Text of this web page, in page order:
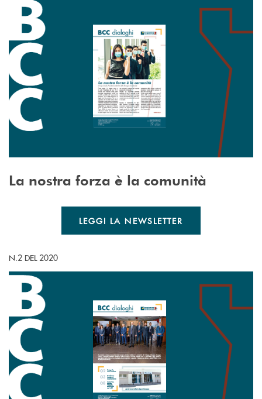
La nostra forza è la comunità
LEGGI LA NEWSLETTER
N.2 DEL 2020